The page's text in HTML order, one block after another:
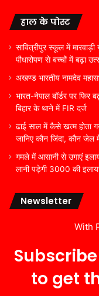
हाल के पोस्ट
सावित्रीपुर स्कूल में
पौधारोपण से बच्चों में बढ़ा
अखण्ड भारतीय नामदेव
भारत-नेपाल बॉर्डर पर फिर
बिहार के थाने में FIR दर्ज
ढाई साल में कैसे खत्म
जानिए कौन जिंदा, कौन जेल
गमले में आसानी से उगाएं
लानी पड़ेगी 3000 की
Newsletter
With
to get